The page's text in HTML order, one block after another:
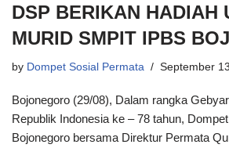
DSP BERIKAN HADIAH
MURID SMPIT IPBS
by Dompet Sosial Permata September
Bojonegoro (29/08), Dalam rangka
Republik Indonesia ke – 78 tahun,
Bojonegoro bersama Direktur Permata